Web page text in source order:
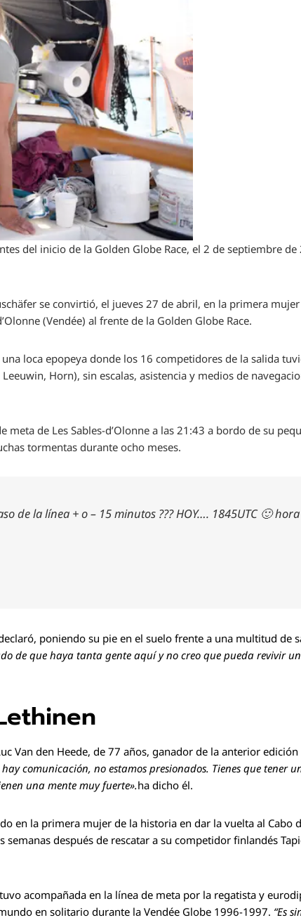
del inicio de la Golden Globe Race, el 2 de septiembre de
se convirtió, el jueves 27 de abril, en la primera
(Vendée) al frente de la Golden Globe Race.
loca epopeya donde los 16 competidores de la salida
Horn), sin escalas, asistencia y medios de
de Les Sables-d’Olonne a las 21:43 a bordo de su
tormentas durante ocho meses.
de la línea + o – 15 minutos ??? HOY…. 1845UTC 🙂 hora
poniendo su pie en el suelo frente a una multitud de
de que haya tanta gente aquí y no creo que pueda revivir
Van den Heede, de 77 años, ganador de la anterior edición
comunicación, no estamos presionados. Tienes que tener
una mente muy fuerte».ha dicho él.
en la primera mujer de la historia en dar la vuelta al Cabo
después de rescatar a su competidor finlandés
acompañada en la línea de meta por la regatista y
en solitario durante la Vendée Globe 1996-1997. “Es